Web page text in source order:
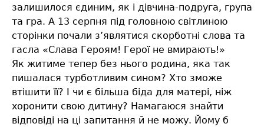
залишилося єдиним, як і дівчина-подруга, група
та гра. А 13 серпня під головною світлиною
сторінки почали з’являтися скорботні слова та
гасла «Слава Героям! Герої не вмирають!»
Як житиме тепер без нього родина, яка так
пишалася турботливим сином? Хто зможе
втішити її? І чи є більша біда для матері, ніж
хоронити свою дитину? Намагаюся знайти
відповіді на ці запитання й не можу. Йому б